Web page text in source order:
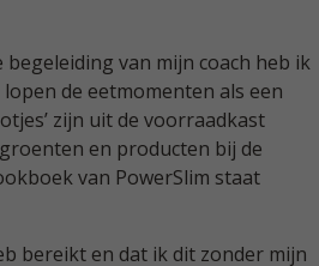
van mijn coach heb ik
de eetmomenten als een
zijn uit de voorraadkast
en producten bij de
van PowerSlim staat
bereikt en dat ik dit zonder mijn